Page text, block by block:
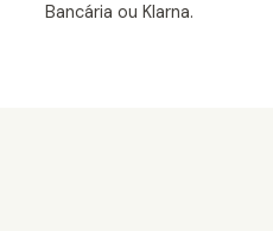
Bancária ou Klarna.